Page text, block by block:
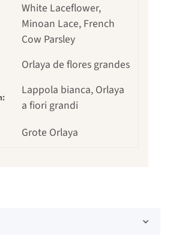
White Laceflower,
Minoan Lace, French
Cow Parsley
Orlaya de flores grandes
Lappola bianca, Orlaya
a fiori grandi
Grote Orlaya